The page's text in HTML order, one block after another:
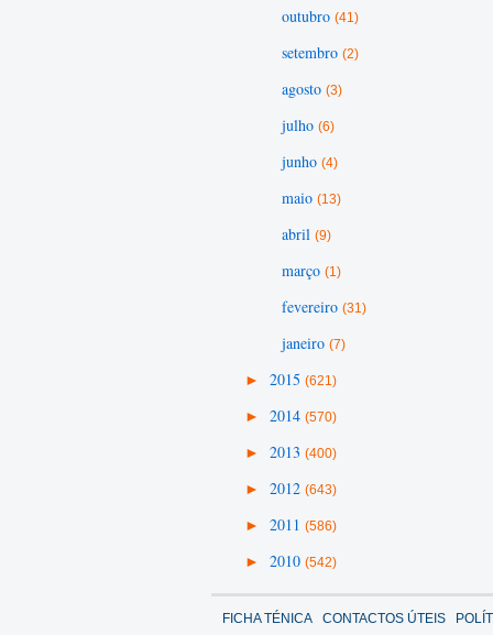
outubro (41)
setembro (2)
agosto (3)
julho (6)
junho (4)
maio (13)
abril (9)
março (1)
fevereiro (31)
janeiro (7)
► 2015 (621)
► 2014 (570)
► 2013 (400)
► 2012 (643)
► 2011 (586)
► 2010 (542)
FICHA TÉNICA CONTACTOS ÚTEIS